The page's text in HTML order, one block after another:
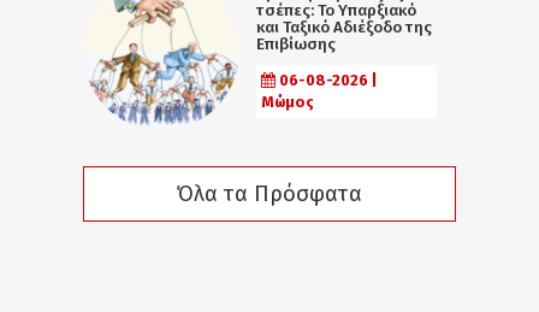
τσέπες: Το Υπαρξιακό
και Ταξικό Αδιέξοδο της
Επιβίωσης
06-08-2026 |
Μώμος
Όλα τα Πρόσφατα